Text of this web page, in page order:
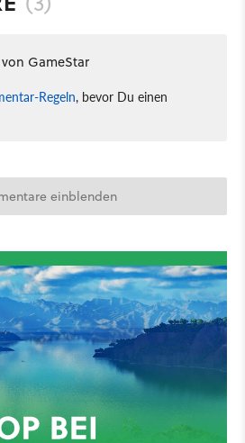
GameStar
Regeln, bevor Du einen
einblenden